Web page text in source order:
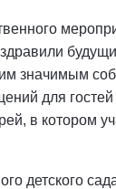
значимым
для
в котором
детского